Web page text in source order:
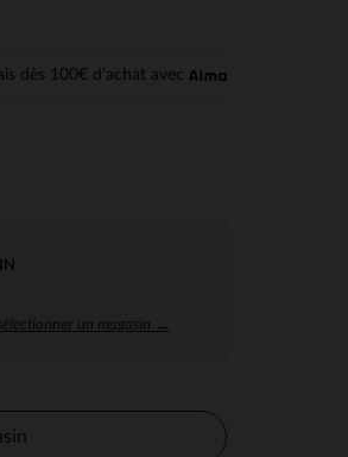
dès 100€ d'achat avec
un magasin →